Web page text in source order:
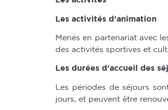
Les activités d’animation
Menés en partenariat avec
des activités sportives et
Les durées d’accueil des
Les périodes de séjours
jours, et peuvent être